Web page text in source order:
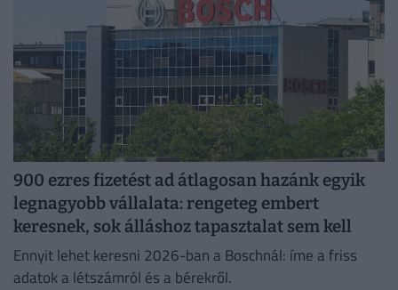
900 ezres fizetést ad átlagosan hazánk egyik
legnagyobb vállalata: rengeteg embert
keresnek, sok álláshoz tapasztalat sem kell
Ennyit lehet keresni 2026-ban a Boschnál: íme a friss
adatok a létszámról és a bérekről.